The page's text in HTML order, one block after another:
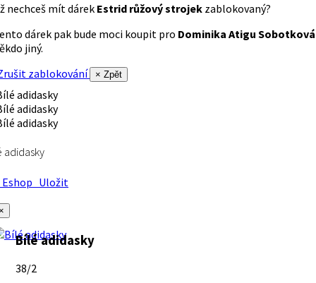
nechceš mít dárek Estrid růžový strojek zablokovaný?
dárek pak bude moci koupit pro Dominika Atigu Sobotková
jiný.
zablokování
× Zpět
adidasky
Uložit
Bílé adidasky
38/2